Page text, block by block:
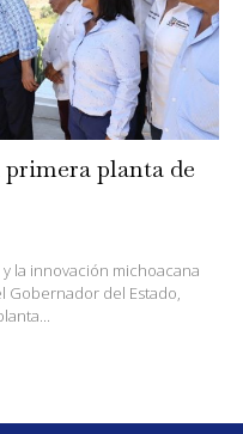
planta de
la innovación michoacana
Gobernador del Estado,